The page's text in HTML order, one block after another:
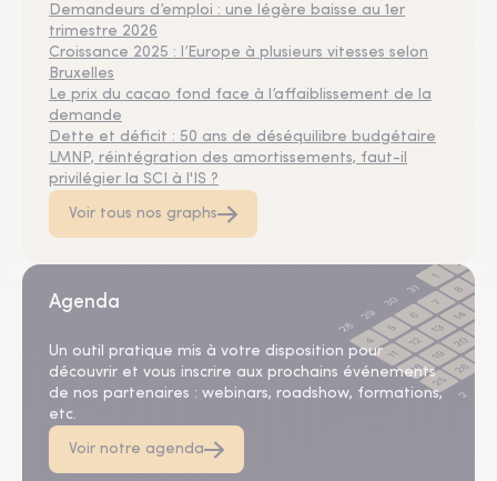
Demandeurs d’emploi : une légère baisse au 1er
trimestre 2026
Croissance 2025 : l’Europe à plusieurs vitesses selon
Bruxelles
Le prix du cacao fond face à l’affaiblissement de la
demande
Dette et déficit : 50 ans de déséquilibre budgétaire
LMNP, réintégration des amortissements, faut-il
privilégier la SCI à l'IS ?
Voir tous nos graphs
Agenda
Un outil pratique mis à votre disposition pour
découvrir et vous inscrire aux prochains événements
de nos partenaires : webinars, roadshow, formations,
etc.
Voir notre agenda